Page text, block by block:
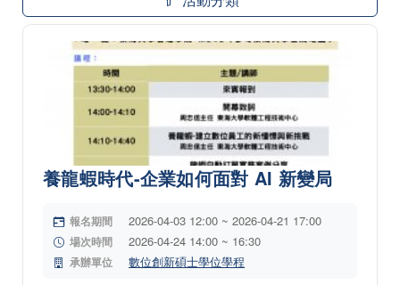
養龍蝦時代-企業如何面對 AI 新變局
報名期間 2026-04-03 12:00 ~ 2026-04-21 17:00
場次時間 2026-04-24 14:00 ~ 16:30
承辦單位 數位創新碩士學位學程